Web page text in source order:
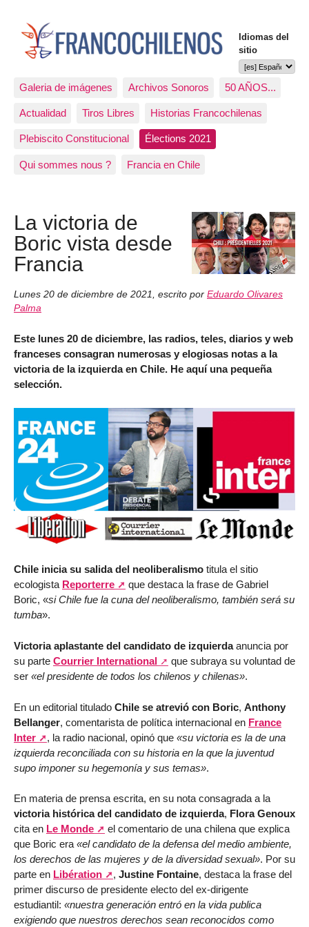
Idiomas del
sitio
Galeria de imágenes Archivos Sonoros 50 AÑOS...
Actualidad Tiros Libres Historias Francochilenas
Plebiscito Constitucional Élections 2021
Qui sommes nous ? Francia en Chile
La victoria de
Boric vista desde
Francia
Lunes 20 de diciembre de 2021, escrito por Eduardo Olivares
Palma
Este lunes 20 de diciembre, las radios, teles, diarios y web
franceses consagran numerosas y elogiosas notas a la
victoria de la izquierda en Chile. He aquí una pequeña
selección.
Chile inicia su salida del neoliberalismo titula el sitio
ecologista Reporterre
que destaca la frase de Gabriel
Boric, «si Chile fue la cuna del neoliberalismo, también será su
tumba».
Victoria aplastante del candidato de izquierdaanuncia por
su parte Courrier International
que subraya su voluntad de
ser «el presidente de todos los chilenos y chilenas».
En un editorial titulado Chile se atrevió con Boric, Anthony
Bellanger, comentarista de política internacional en France
Inter
, la radio nacional, opinó que «su victoria es la de una
izquierda reconciliada con su historia en la que la juventud
supo imponer su hegemonía y sus temas».
En materia de prensa escrita, en su nota consagrada a la
victoria histórica del candidato de izquierda, Flora Genoux
cita en Le Monde
el comentario de una chilena que explica
que Boric era«el candidato de la defensa del medio ambiente,
los derechos de las mujeres y de la diversidad sexual». Por su
parte en Libération , Justine Fontaine, destaca la frase del
primer discurso de presidente electo del ex-dirigente
estudiantil: «nuestra generación entró en la vida publica
exigiendo que nuestros derechos sean reconocidos como